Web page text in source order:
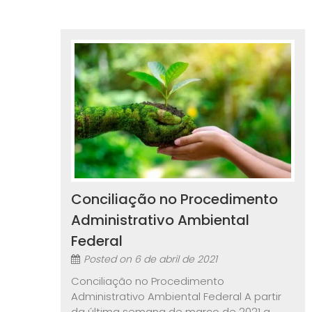
Conciliação no Procedimento
Administrativo Ambiental
Federal
Posted on 6 de abril de 2021
Conciliação no Procedimento
Administrativo Ambiental Federal A partir